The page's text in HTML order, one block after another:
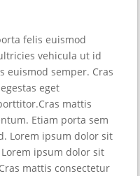
felis euismod
vehicula ut id
euismod semper. Cras
eget
mattis
Etiam porta sem
Lorem ipsum dolor sit
ipsum dolor sit
mattis consectetur